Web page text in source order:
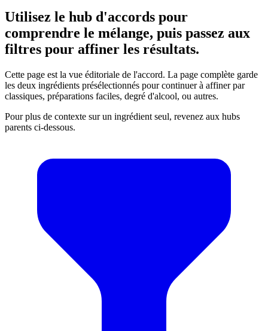
Utilisez le hub d'accords pour
comprendre le mélange, puis passez aux
filtres pour affiner les résultats.
Cette page est la vue éditoriale de l'accord. La page complète garde
les deux ingrédients présélectionnés pour continuer à affiner par
classiques, préparations faciles, degré d'alcool, ou autres.
Pour plus de contexte sur un ingrédient seul, revenez aux hubs
parents ci-dessous.